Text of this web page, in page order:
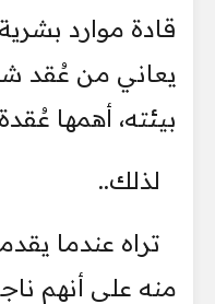
قادة موارد بشرية
يعاني من عُقد
بيئته، أهمها
لذلك..
تراه عندما
منه على أنهم